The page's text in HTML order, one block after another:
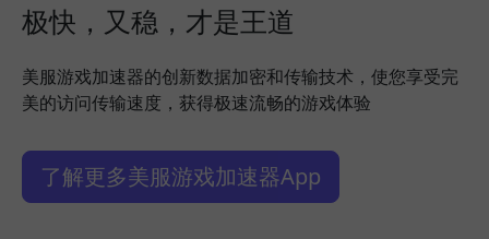
极快，又稳，才是王道
美服游戏加速器的创新数据加密和传输技术，使您享受完
美的访问传输速度，获得极速流畅的游戏体验
了解更多美服游戏加速器App